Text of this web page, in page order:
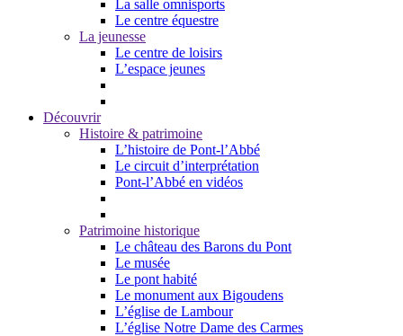
La salle omnisports
Le centre équestre
La jeunesse
Le centre de loisirs
L’espace jeunes
Découvrir
Histoire & patrimoine
L’histoire de Pont-l’Abbé
Le circuit d’interprétation
Pont-l’Abbé en vidéos
Patrimoine historique
Le château des Barons du Pont
Le musée
Le pont habité
Le monument aux Bigoudens
L’église de Lambour
L’église Notre Dame des Carmes